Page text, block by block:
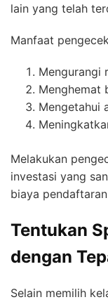
lain yang telah
Manfaat
Mengurangi
Menghemat
Mengetahui
Melakukan
investasi yang
biaya
Tentukan
dengan
Selain memilih